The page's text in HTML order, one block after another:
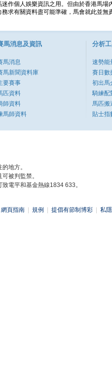
作個人娛樂資訊之用。但由於香港馬
求有關資料盡可能準確，馬會就此並
馬消息及資訊
馬消息
馬新聞資料庫
要賽事
匹資料
師資料
馬師資料
分析
速勢能
賽日數
初出馬
騎練配
馬匹搬
貼士指
地方。
被判監禁。
電平和基金熱線1834 633。
網頁指南 規例 提倡有節制博彩 私